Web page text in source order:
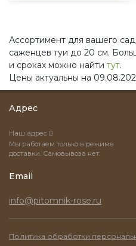
Ассортимент для вашего
саженцев туи до 20 см.
и сроках можно найти тут.
Цены актуальны на
Адрес
Наш адрес
Мы работаем только в режиме
доставки. Самовывоза нет.
Email
info@pitomnik-rose.ru
Политика обработки